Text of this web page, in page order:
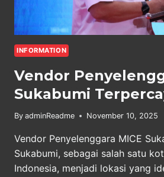
INFORMATION
Vendor
Sukabumi
By adminReadme November 10, 2025
Vendor Penyelenggara MICE
Sukabumi, sebagai salah satu
Indonesia, menjadi lokasi yang